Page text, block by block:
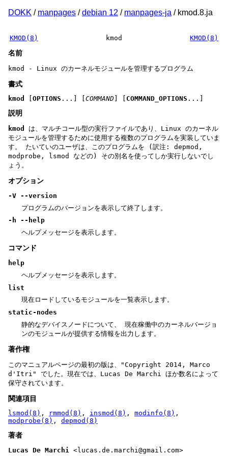
DOKK / manpages /debian 12 / manpages-ja / kmod.8.ja
KMOD(8) kmod KMOD(8)
名前
kmod - Linux のカーネルモジュールを管理するプログラム
書式
kmod OPTIONS ...] [ COMMAND COMMAND_OPTIONS ...]
説明
kmod
は、マルチコール型の実行ファイルであり、Linux のカーネル
モジュールを管理するために使用する複数のプログラムを実装していま
す。 たいていのユーザは、このプログラムを (訳注: depmod,
modprobe, lsmod などの) その別名を使ってしか実行しないでし
ょう。
オプション
-V --version
プログラムのバージョンを表示して終了します。
-h
--help
ヘルプメッセージを表示します。
コマンド
help
ヘルプメッセージを表示します。
list
現在ロードしているモジュールを一覧表示します。
static-nodes
静的なデバイスノードについて、 現在稼働中のカーネルバージョ
ンのモジュールが提供する情報を出力します。
著作権
このマニュアルページの最初の版は、"Copyright 2014, Marco
d'Itri" でした。現在では、Lucas De Marchi ほか数名によって
保守されています。
関連項目
lsmod(8) , rmmod(8) , insmod(8) , modinfo(8) ,
modprobe(8) , depmod(8)
著者
Lucas De Marchi <lucas.de.marchi@gmail.com>